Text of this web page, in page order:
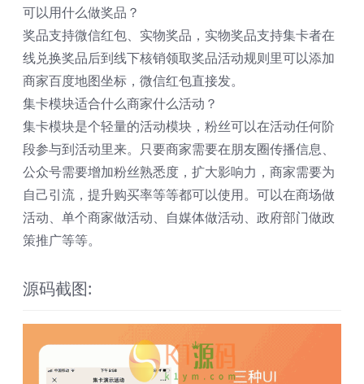
可以用什么做奖品？
奖品支持微信红包、实物奖品，实物奖品支持集卡者在
线兑换奖品后到线下核销领取奖品活动规则里可以添加
商家百度地图坐标，微信红包直接发。
集卡模块适合什么商家什么活动？
集卡模块是个轻量的活动模块，粉丝可以在活动任何阶
段参与到活动里来。只要商家需要在朋友圈传播信息、
公众号需要增加粉丝熟悉度，扩大影响力，商家需要为
自己引流，提升购买率等等都可以使用。可以在商场做
活动、单个商家做活动、自媒体做活动、政府部门做政
策推广等等。
源码截图: